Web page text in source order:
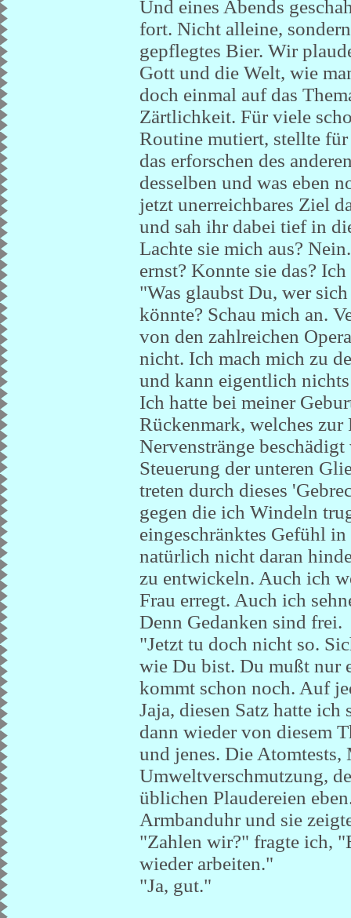
Und eines Abends
fort. Nicht alleine,
gepflegtes Bier. Wir
Gott und die Welt, wie
doch einmal auf das
Zärtlichkeit. Für viele
Routine mutiert, stellte
das erforschen des
desselben und was eben
jetzt unerreichbares Ziel
und sah ihr dabei tief in
Lachte sie mich aus?
ernst? Konnte sie das?
"Was glaubst Du, wer
könnte? Schau mich an.
von den zahlreichen
nicht. Ich mach mich zu
und kann eigentlich
Ich hatte bei meiner
Rückenmark, welches zur
Nervenstränge
Steuerung der unteren
treten durch dieses
gegen die ich Windeln
eingeschränktes Gefühl
natürlich nicht daran
zu entwickeln. Auch ich
Frau erregt. Auch ich
Denn Gedanken sind frei.
"Jetzt tu doch nicht so.
wie Du bist. Du mußt nur
kommt schon noch. Auf
Jaja, diesen Satz hatte
dann wieder von diesem
und jenes. Die
Umweltverschmutzung,
üblichen Plaudereien
Armbanduhr und sie
"Zahlen wir?" fragte ich,
wieder arbeiten."
"Ja, gut."